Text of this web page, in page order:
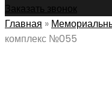
Заказать звонок
Главная »
комплекс №055